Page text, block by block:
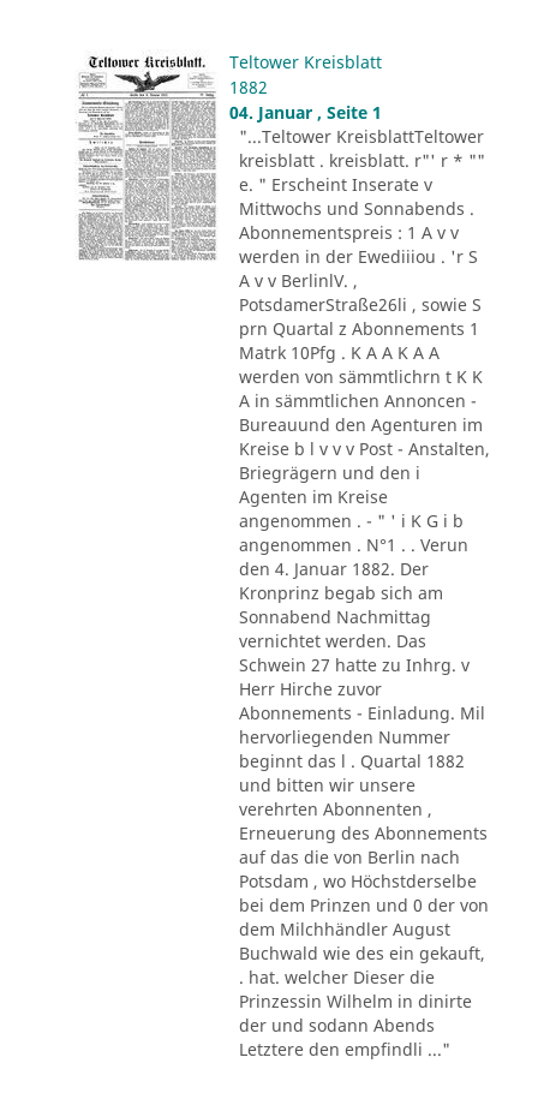
Teltower Kreisblatt
1882
04. Januar , Seite 1
"...Teltower KreisblattTeltower
kreisblatt . kreisblatt. r"' r * ""
e. " Erscheint Inserate v
Mittwochs und Sonnabends .
Abonnementspreis : 1 A v v
werden in der Ewediiiou . 'r S
A v v BerlinlV. ,
PotsdamerStraße26li , sowie S
prn Quartal z Abonnements 1
Matrk 10Pfg . K A A K A A
werden von sämmtlichrn t K K
A in sämmtlichen Annoncen -
Bureauund den Agenturen im
Kreise b l v v v Post - Anstalten,
Briegrägern und den i
Agenten im Kreise
angenommen . - " ' i K G i b
angenommen . N°1 . . Verun
den 4. Januar 1882. Der
Kronprinz begab sich am
Sonnabend Nachmittag
vernichtet werden. Das
Schwein 27 hatte zu Inhrg. v
Herr Hirche zuvor
Abonnements - Einladung. Mil
hervorliegenden Nummer
beginnt das l . Quartal 1882
und bitten wir unsere
verehrten Abonnenten ,
Erneuerung des Abonnements
auf das die von Berlin nach
Potsdam , wo Höchstderselbe
bei dem Prinzen und 0 der von
dem Milchhändler August
Buchwald wie des ein gekauft,
. hat. welcher Dieser die
Prinzessin Wilhelm in dinirte
der und sodann Abends
Letztere den empfindli ..."